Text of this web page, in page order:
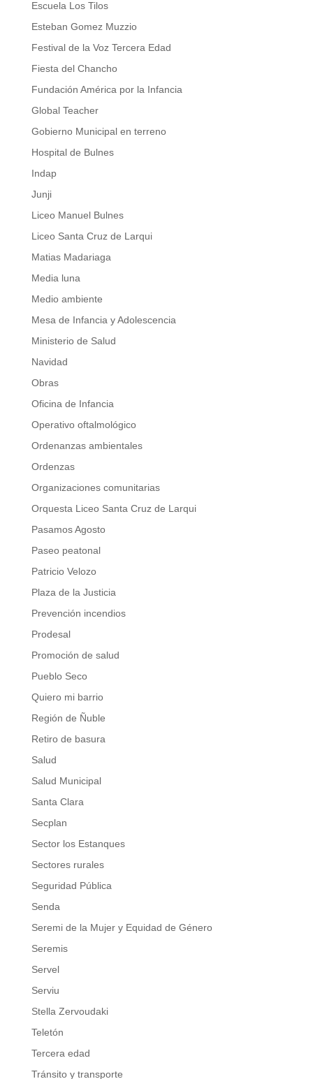
Escuela Los Tilos
Esteban Gomez Muzzio
Festival de la Voz Tercera Edad
Fiesta del Chancho
Fundación América por la Infancia
Global Teacher
Gobierno Municipal en terreno
Hospital de Bulnes
Indap
Junji
Liceo Manuel Bulnes
Liceo Santa Cruz de Larqui
Matias Madariaga
Media luna
Medio ambiente
Mesa de Infancia y Adolescencia
Ministerio de Salud
Navidad
Obras
Oficina de Infancia
Operativo oftalmológico
Ordenanzas ambientales
Ordenzas
Organizaciones comunitarias
Orquesta Liceo Santa Cruz de Larqui
Pasamos Agosto
Paseo peatonal
Patricio Velozo
Plaza de la Justicia
Prevención incendios
Prodesal
Promoción de salud
Pueblo Seco
Quiero mi barrio
Región de Ñuble
Retiro de basura
Salud
Salud Municipal
Santa Clara
Secplan
Sector los Estanques
Sectores rurales
Seguridad Pública
Senda
Seremi de la Mujer y Equidad de Género
Seremis
Servel
Serviu
Stella Zervoudaki
Teletón
Tercera edad
Tránsito y transporte